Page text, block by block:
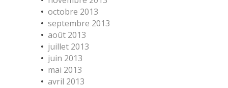
octobre 2013
septembre 2013
août 2013
juillet 2013
juin 2013
mai 2013
avril 2013